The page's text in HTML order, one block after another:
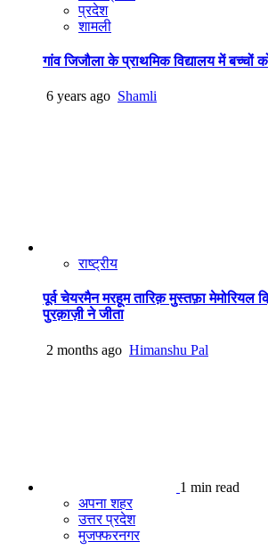
प्रदेश
शामली
गांव जिजौला के प्राथमिक विद्यालय में बच्चों
6 years ago Shamli
राष्ट्रीय
पूर्व चेयरमैन मरहूम तारिक़ मुस्तफ़ा मेमोरियल
पुरक़ाज़ी ने जीता
2 months ago Himanshu Pal
1 min read
अपना शहर
उत्तर प्रदेश
मुजफ्फरनगर